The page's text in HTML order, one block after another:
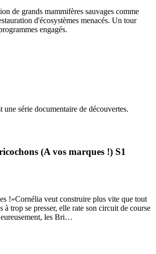
de grands mammifères sauvages comme
d'écosystèmes menacés. Un tour
engagés.
une série documentaire de découvertes.
(A vos marques !) S1
!»Cornélia veut construire plus vite que tout
à trop se presser, elle rate son circuit de course
les Bri…